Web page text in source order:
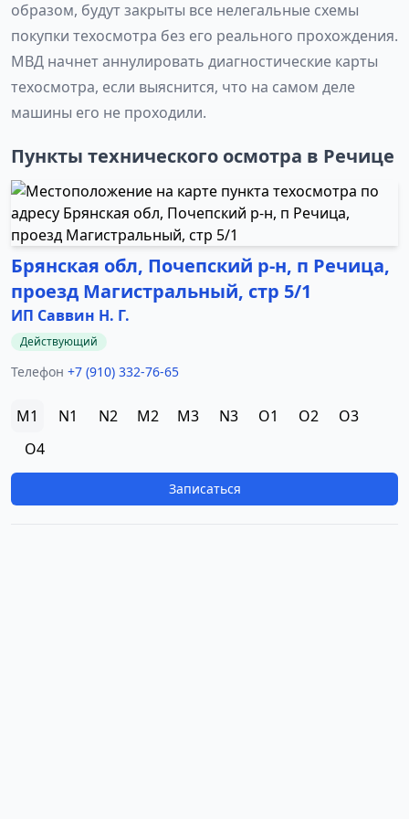
образом, будут закрыты все нелегальные схемы
покупки техосмотра без его реального прохождения.
МВД начнет аннулировать диагностические карты
техосмотра, если выяснится, что на самом деле
машины его не проходили.
Пункты технического осмотра в Речице
Брянская обл, Почепский р-н, п Речица,
проезд Магистральный, стр 5/1
ИП Саввин Н. Г.
Действующий
Телефон +7 (910) 332-76-65
M1 N1 N2 M2 M3 N3 O1 O2
O3
O4
Записаться